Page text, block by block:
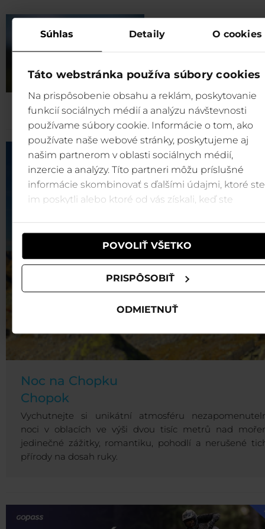
Súhlas Detaily O cookies
Táto webstránka používa súbory cookies
Na prispôsobenie obsahu a reklám, poskytovanie
funkcií sociálnych médií a analýzu návštevnosti
používame súbory cookie. Informácie o tom, ako
používate naše webové stránky, poskytujeme aj
našim partnerom v oblasti sociálnych médií,
inzercie a analýzy. Títo partneri môžu príslušné
informácie skombinovať s ďalšími údajmi, ktoré ste
im poskytli alebo ktoré od vás získali, keď ste
POVOLIŤ VŠETKO
PRISPÔSOBIŤ
ODMIETNUŤ
Noc na Chopku
Chopok
Vychutnejte si unikátní atmosféru
noci v oblacích ve výši dvou tisíc metrů nad
jedinečné zážitky, romantiku, pohodlí a nerušené
přírody na dosah ruky.